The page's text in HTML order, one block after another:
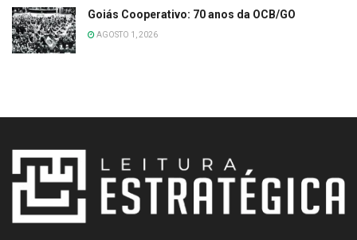
Goiás Cooperativo: 70 anos da OCB/GO
AGOSTO 1, 2026